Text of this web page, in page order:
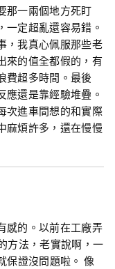
那一兩個地方死盯
一定超亂還容易錯。
，我真心佩服那些老
來的值全都假的，有
費超多時間。最後
應還是靠經驗堆疊。
次進車間想的和實際
麻煩許多，還在慢慢
的。以前在工廠弄
方法，老實說啊，一
保證沒問題啦。 像